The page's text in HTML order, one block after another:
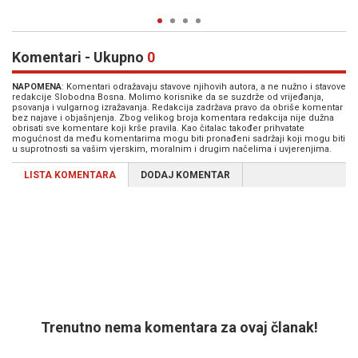
Komentari - Ukupno 0
NAPOMENA: Komentari odražavaju stavove njihovih autora, a ne nužno i stavove
redakcije Slobodna Bosna. Molimo korisnike da se suzdrže od vrijeđanja,
psovanja i vulgarnog izražavanja. Redakcija zadržava pravo da obriše komentar
bez najave i objašnjenja. Zbog velikog broja komentara redakcija nije dužna
obrisati sve komentare koji krše pravila. Kao čitalac također prihvatate
mogućnost da među komentarima mogu biti pronađeni sadržaji koji mogu biti
u suprotnosti sa vašim vjerskim, moralnim i drugim načelima i uvjerenjima.
LISTA KOMENTARA DODAJ KOMENTAR
Trenutno nema komentara za ovaj članak!